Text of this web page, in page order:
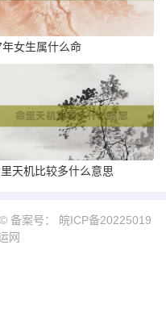
年女生属什么命
天机比较多什么意思
© 备案号： 皖ICP备20225019
网